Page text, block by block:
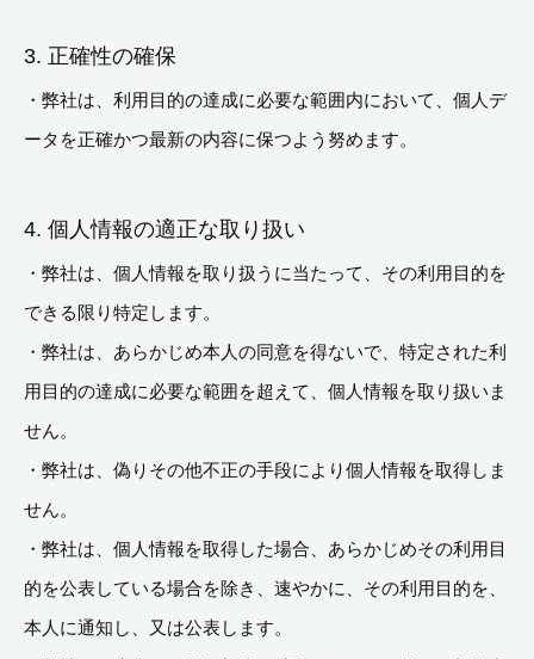
3. 正確性の確保
・弊社は、利用目的の達成に必要な範囲内において、個人デ
ータを正確かつ最新の内容に保つよう努めます。
4. 個人情報の適正な取り扱い
・弊社は、個人情報を取り扱うに当たって、その利用目的を
できる限り特定します。
・弊社は、あらかじめ本人の同意を得ないで、特定された利
用目的の達成に必要な範囲を超えて、個人情報を取り扱いま
せん。
・弊社は、偽りその他不正の手段により個人情報を取得しま
せん。
・弊社は、個人情報を取得した場合、あらかじめその利用目
的を公表している場合を除き、速やかに、その利用目的を、
本人に通知し、又は公表します。